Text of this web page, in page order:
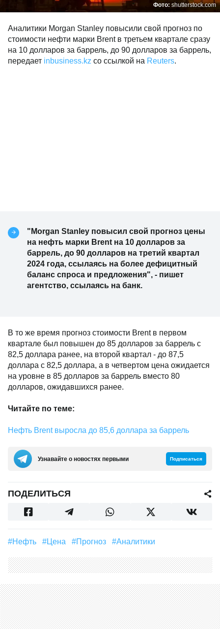
Фото: shutterstock.com
Аналитики Morgan Stanley повысили свой прогноз по
стоимости нефти марки Brent в третьем квартале сразу
на 10 долларов за баррель, до 90 долларов за баррель,
передает inbusiness.kz со ссылкой на Reuters.
"Morgan Stanley повысил свой прогноз цены
на нефть марки Brent на 10 долларов за
баррель, до 90 долларов на третий квартал
2024 года, ссылаясь на более дефицитный
баланс спроса и предложения", - пишет
агентство, ссылаясь на банк.
В то же время прогноз стоимости Brent в первом
квартале был повышен до 85 долларов за баррель с
82,5 доллара ранее, на второй квартал - до 87,5
доллара с 82,5 доллара, а в четвертом цена ожидается
на уровне в 85 долларов за баррель вместо 80
долларов, ожидавшихся ранее.
Читайте по теме:
Нефть Brent выросла до 85,6 доллара за баррель
Узнавайте о новостях первыми Подписаться
ПОДЕЛИТЬСЯ
#Нефть #Цена #прогноз #аналитики